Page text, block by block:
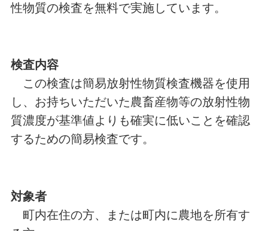
性物質の検査を無料で実施しています。
検査内容
この検査は簡易放射性物質検査機器を使用
し、お持ちいただいた農畜産物等の放射性物
質濃度が基準値よりも確実に低いことを確認
するための簡易検査です。
対象者
町内在住の方、または町内に農地を所有す